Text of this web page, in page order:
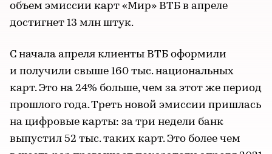
объем эмиссии карт «Мир» ВТБ в апреле
достигнет 13 млн штук.
С начала апреля клиенты ВТБ оформили
и получили свыше 160 тыс. национальных
карт. Это на 24% больше, чем за этот же период
прошлого года. Треть новой эмиссии пришлась
на цифровые карты: за три недели банк
выпустил 52 тыс. таких карт. Это более чем